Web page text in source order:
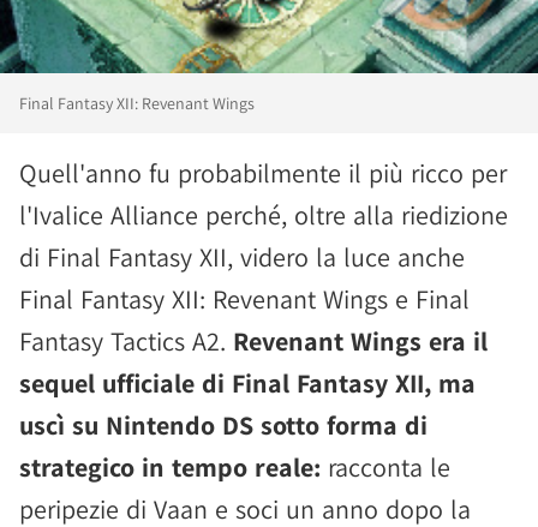
Final Fantasy XII: Revenant Wings
Quell'anno fu probabilmente il più ricco per
l'Ivalice Alliance perché, oltre alla riedizione
di Final Fantasy XII, videro la luce anche
Final Fantasy XII: Revenant Wings e Final
Fantasy Tactics A2. Revenant Wings era il
sequel ufficiale di Final Fantasy XII, ma
uscì su Nintendo DS sotto forma di
strategico in tempo reale: racconta le
peripezie di Vaan e soci un anno dopo la